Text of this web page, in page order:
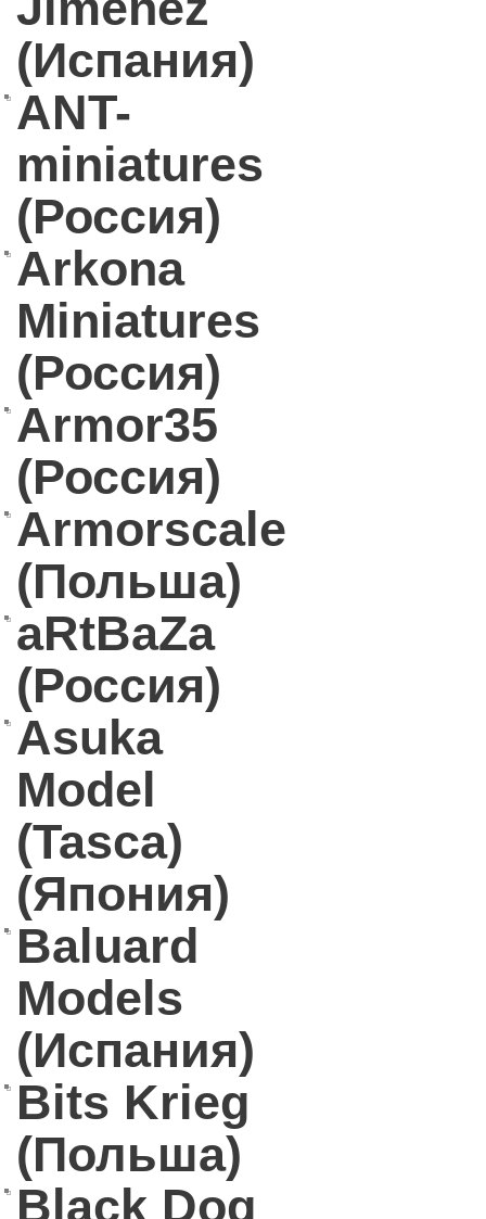
(Испания)
ANT-
miniatures
(Россия)
Arkona
Miniatures
(Россия)
Armor35
(Россия)
Armorscale
(Польша)
aRtBaZa
(Россия)
Asuka
Model
(Tasca)
(Япония)
Baluard
Models
(Испания)
Bits Krieg
(Польша)
Black Dog